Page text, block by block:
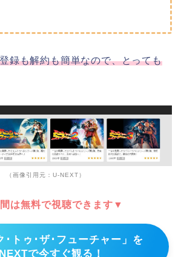
録も解約も簡単なので、とっても
（画像引用元：U-NEXT）
は無料で視聴できます▼
トゥ･ザ･フューチャー」を
で今すぐ観る！